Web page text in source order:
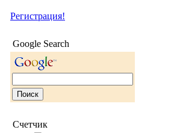
Регистрация!
Google Search
Счетчик